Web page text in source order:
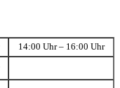
14:00 Uhr – 16:00 Uhr